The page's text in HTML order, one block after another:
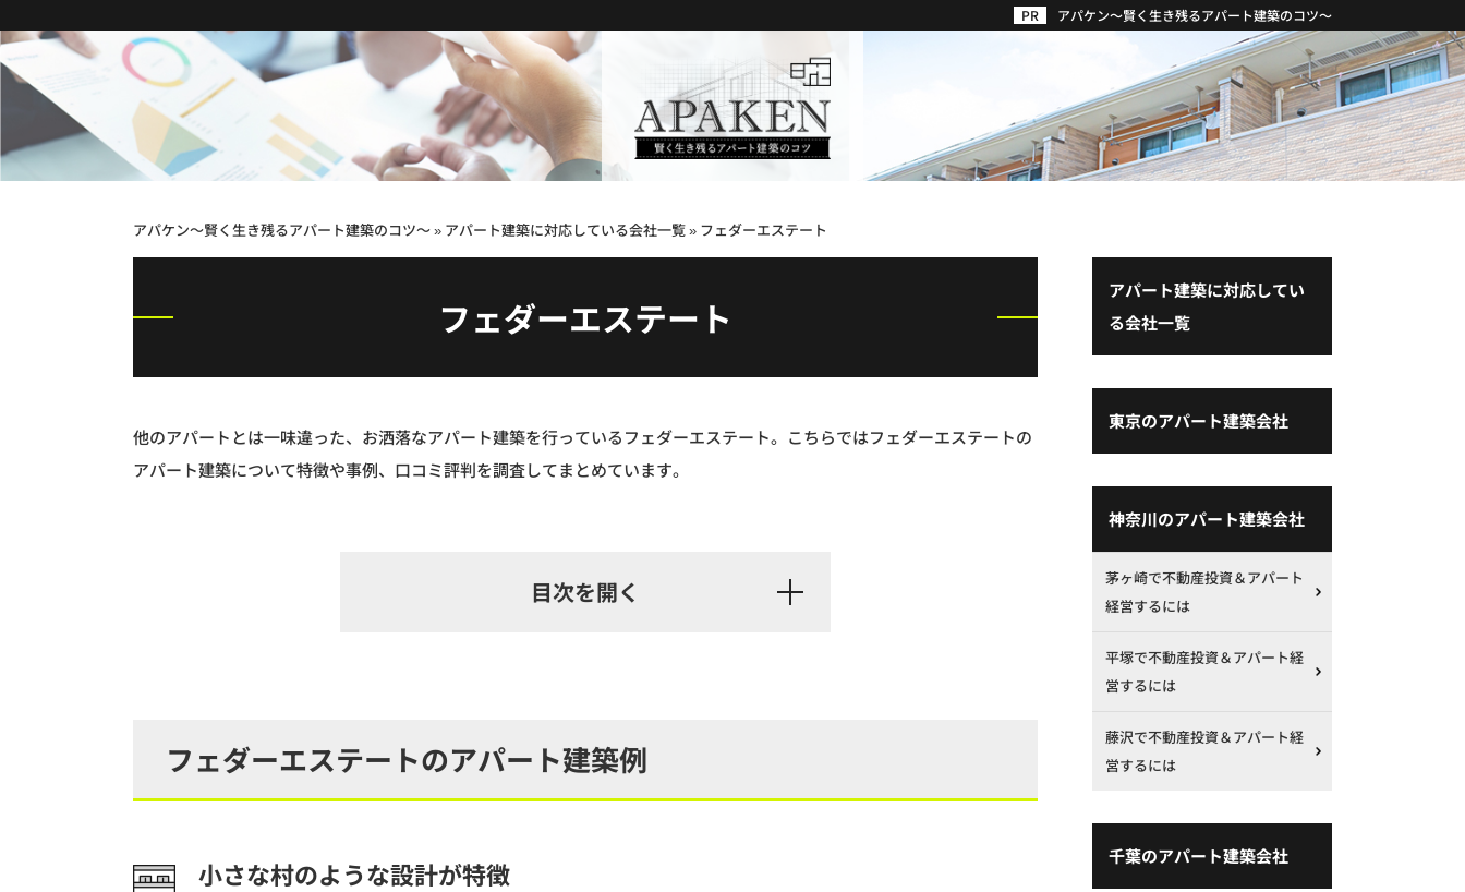
アパケン～賢く生き残るアパート建築のコツ～
アパケン～賢く生き残るアパート建築のコツ～» アパート建築に対応している会社一覧» フェダーエステート
フェダーエステート
他のアパートとは一味違った、お洒落なアパート建築を行っているフェダーエステート。こちらではフェダーエステートの
アパート建築について特徴や事例、口コミ評判を調査してまとめています。
フェダーエステートのアパート建築例
小さな村のような設計が特徴
アパート建築に対応してい
る会社一覧
東京のアパート建築会社
神奈川のアパート建築会社
茅ヶ崎で不動産投資＆アパート
経営するには
平塚で不動産投資＆アパート経
営するには
藤沢で不動産投資＆アパート経
営するには
千葉のアパート建築会社